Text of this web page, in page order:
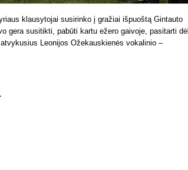
klausytojai susirinko į gražiai išpuoštą Gintauto
gera susitikti, pabūti kartu ežero gaivoje, pasitarti dėl
Leonijos Ožekauskienės vokalinio –